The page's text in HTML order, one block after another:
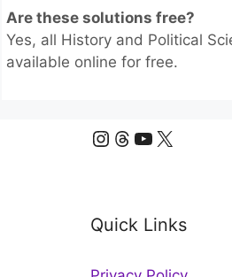
Are these solutions free?
Yes, all History and Political
available online for free.
Instagram
Threads
YouTube
X
Quick Links